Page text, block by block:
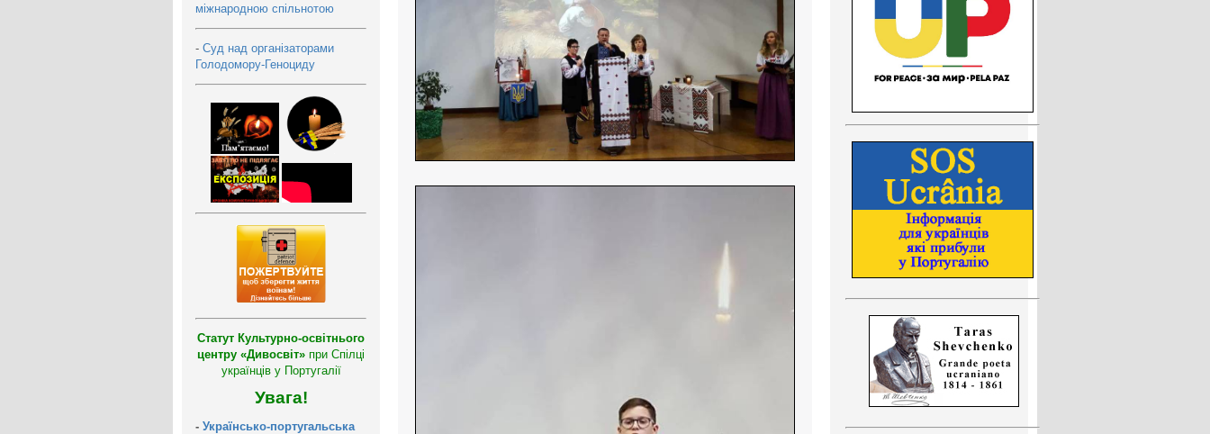
міжнародною спільнотою
- Суд над організаторами
Голодомору-Геноциду
Статут Культурно-освітнього
центру «Дивосвіт» при Спілці
українців у Португалії
Увага!
- Українсько-португальська